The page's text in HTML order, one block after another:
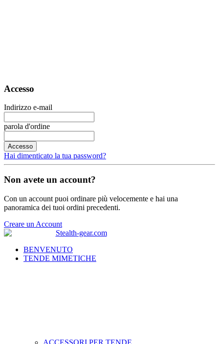
Accesso
Indirizzo e-mail
parola d'ordine
Accesso
Hai dimenticato la tua password?
Non avete un account?
Con un account puoi ordinare più velocemente e hai una
panoramica dei tuoi ordini precedenti.
Creare un Account
BENVENUTO
TENDE MIMETICHE
ACCESSORI PER TENDE